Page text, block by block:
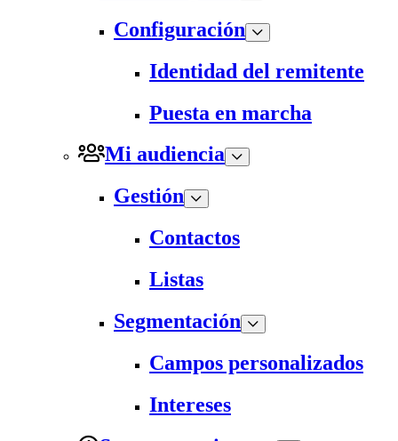
Configuración
Identidad del remitente
Puesta en marcha
Mi audiencia
Gestión
Contactos
Listas
Segmentación
Campos personalizados
Intereses